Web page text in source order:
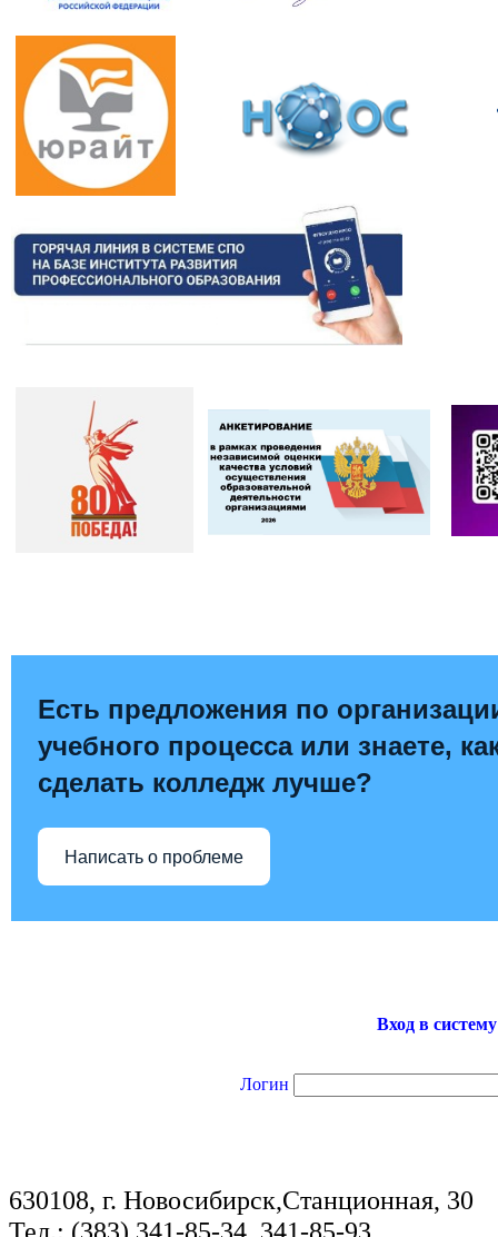
Есть предложения по
учебного процесса или знаете,
сделать колледж лучше?
Написать о проблеме
Вход в
Логин
630108, г. Новосибирск,Станционная, 30